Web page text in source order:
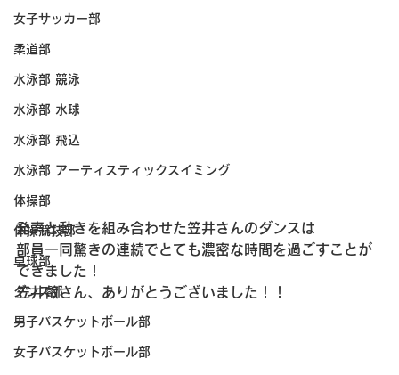
女子サッカー部
柔道部
水泳部 競泳
水泳部 水球
水泳部 飛込
水泳部 アーティスティックスイミング
体操部
体操競技部
卓球部
ダンス部
男子バスケットボール部
女子バスケットボール部
発声と動きを組み合わせた笠井さんのダンスは
部員一同驚きの連続でとても濃密な時間を過ごすことが
できました！
笠井叡さん、ありがとうございました！！